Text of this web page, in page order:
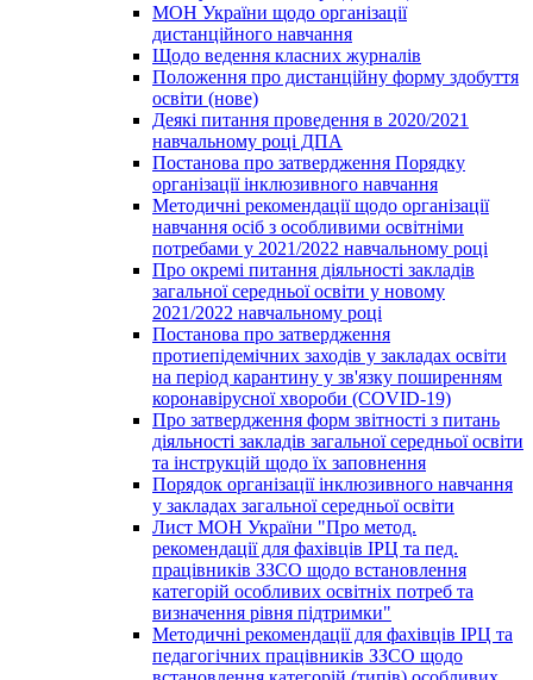
МОН України щодо організації
дистанційного навчання
Щодо ведення класних журналів
Положення про дистанційну форму здобуття
освіти (нове)
Деякі питання проведення в 2020/2021
навчальному році ДПА
Постанова про затвердження Порядку
організації інклюзивного навчання
Методичні рекомендації щодо організації
навчання осіб з особливими освітніми
потребами у 2021/2022 навчальному році
Про окремі питання діяльності закладів
загальної середньої освіти у новому
2021/2022 навчальному році
Постанова про затвердження
протиепідемічних заходів у закладах освіти
на період карантину у зв'язку поширенням
коронавірусної хвороби (COVID-19)
Про затвердження форм звітності з питань
діяльності закладів загальної середньої освіти
та інструкцій щодо їх заповнення
Порядок організації інклюзивного навчання
у закладах загальної середньої освіти
Лист МОН України "Про метод.
рекомендації для фахівців ІРЦ та пед.
працівників ЗЗСО щодо встановлення
категорій особливих освітніх потреб та
визначення рівня підтримки"
Методичні рекомендації для фахівців ІРЦ та
педагогічних працівників ЗЗСО щодо